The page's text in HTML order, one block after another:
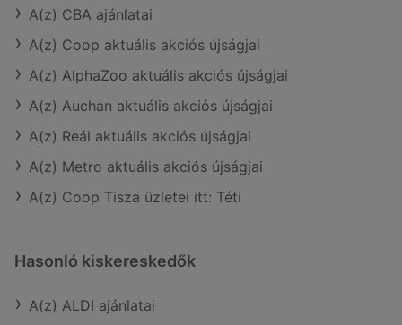
A(z) CBA ajánlatai
A(z) Coop aktuális akciós újságjai
A(z) AlphaZoo aktuális akciós újságjai
A(z) Auchan aktuális akciós újságjai
A(z) Reál aktuális akciós újságjai
A(z) Metro aktuális akciós újságjai
A(z) Coop Tisza üzletei itt: Téti
Hasonló kiskereskedők
A(z) ALDI ajánlatai